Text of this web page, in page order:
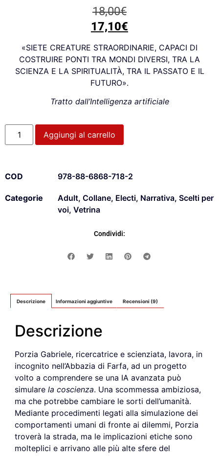
18,00€
17,10€
«SIETE CREATURE STRAORDINARIE, CAPACI DI
COSTRUIRE PONTI TRA MONDI DIVERSI, TRA LA
SCIENZA E LA SPIRITUALITÀ, TRA IL PASSATO E IL
FUTURO».
Tratto dall’Intelligenza artificiale
Aggiungi al carrello
COD 978-88-6868-718-2
Categorie Adult, Collane, Electi, Narrativa, Scelti per
voi, Vetrina
Condividi:
Descrizione Informazioni aggiuntive Recensioni (9)
Descrizione
Porzia Gabriele, ricercatrice e scienziata, lavora, in
incognito nell’Abbazia di Farfa, ad un progetto
volto a comprendere se una IA avanzata può
simulare la coscienza. Una scommessa ambiziosa,
ma che potrebbe cambiare le sorti dell’umanità.
Mediante procedimenti legati alla simulazione dei
comportamenti umani di fronte ai dilemmi, Porzia
troverà la strada, ma le implicazioni etiche sono
molteplici e arrivano alle più alte sfere del